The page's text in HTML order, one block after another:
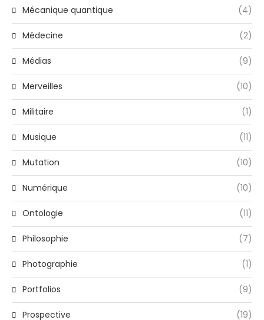
Mécanique quantique (4)
Médecine (2)
Médias (9)
Merveilles (10)
Militaire (1)
Musique (11)
Mutation (10)
Numérique (10)
Ontologie (11)
Philosophie (7)
Photographie (1)
Portfolios (9)
Prospective (19)